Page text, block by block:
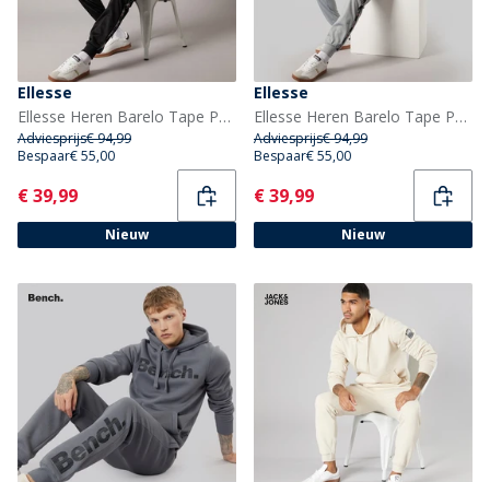
Ellesse
Ellesse Heren Barelo Tape Poly Trainingspak Zwart
Adviesprijs€ 94,99
Bespaar€ 55,00
Current
€ 39,99
Nieuw
Ellesse
Ellesse Heren Barelo Tape Poly Trainingspak Grijs
Adviesprijs€ 94,99
Bespaar€ 55,00
Current
€ 39,99
Nieuw